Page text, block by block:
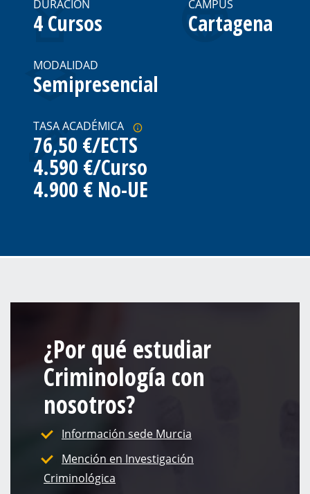
MODALIDAD
Semipresencial
TASA ACADÉMICA
76,50 €/ECTS
4.590 €/Curso
4.900 € No-UE
DURACIÓN
4 Cursos
CAMPUS
Cartagena
¿Por qué estudiar
Criminología con
nosotros?
Información sede Murcia
Mención en Investigación
Criminológica